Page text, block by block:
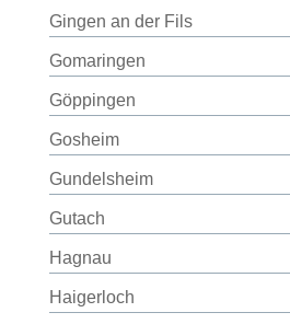
Gingen an der Fils
Gomaringen
Göppingen
Gosheim
Gundelsheim
Gutach
Hagnau
Haigerloch